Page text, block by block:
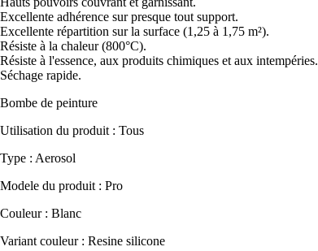
Excellente adhérence sur presque tout support.
Excellente répartition sur la surface (1,25 à 1,75 m²).
Résiste à la chaleur (800°C).
Résiste à l'essence, aux produits chimiques et aux intempéries.
Séchage rapide.
Bombe de peinture
Utilisation du produit : Tous
Type : Aerosol
Modele du produit : Pro
Couleur : Blanc
Variant couleur : Resine silicone